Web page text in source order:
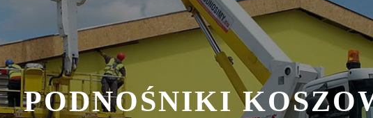
PODNOŚNIKI